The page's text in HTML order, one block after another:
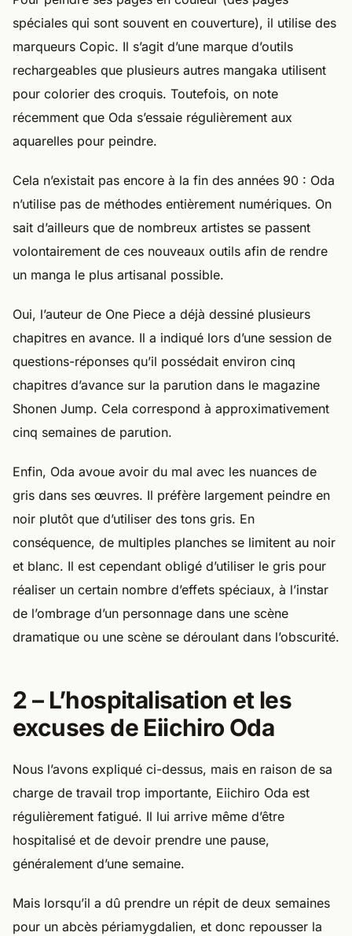
spéciales qui sont souvent en couverture), il utilise des
marqueurs Copic. Il s’agit d’une marque d’outils
rechargeables que plusieurs autres mangaka utilisent
pour colorier des croquis. Toutefois, on note
récemment que Oda s’essaie régulièrement aux
aquarelles pour peindre.
Cela n’existait pas encore à la fin des années 90 : Oda
n’utilise pas de méthodes entièrement numériques. On
sait d’ailleurs que de nombreux artistes se passent
volontairement de ces nouveaux outils afin de rendre
un manga le plus artisanal possible.
Oui, l’auteur de One Piece a déjà dessiné plusieurs
chapitres en avance. Il a indiqué lors d’une session de
questions-réponses qu’il possédait environ cinq
chapitres d’avance sur la parution dans le magazine
Shonen Jump. Cela correspond à approximativement
cinq semaines de parution.
Enfin, Oda avoue avoir du mal avec les nuances de
gris dans ses œuvres. Il préfère largement peindre en
noir plutôt que d’utiliser des tons gris. En
conséquence, de multiples planches se limitent au noir
et blanc. Il est cependant obligé d’utiliser le gris pour
réaliser un certain nombre d’effets spéciaux, à l’instar
de l’ombrage d’un personnage dans une scène
dramatique ou une scène se déroulant dans l’obscurité.
2 – L’hospitalisation et les
excuses de Eiichiro Oda
Nous l’avons expliqué ci-dessus, mais en raison de sa
charge de travail trop importante, Eiichiro Oda est
régulièrement fatigué. Il lui arrive même d’être
hospitalisé et de devoir prendre une pause,
généralement d’une semaine.
Mais lorsqu’il a dû prendre un répit de deux semaines
pour un abcès périamygdalien, et donc repousser la